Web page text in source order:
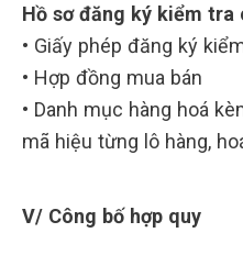
Hồ sơ đăng ký kiểm tra
• Giấy phép đăng ký
• Hợp đồng mua bán
• Danh mục hàng hoá
mã hiệu từng lô hàng,
V/ Công bố hợp quy